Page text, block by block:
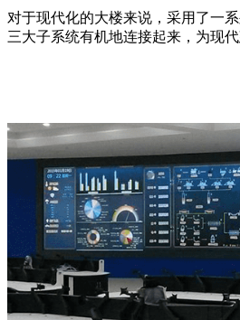
对于现代化的大楼来说，采用了一
三大子系统有机地连接起来，为现